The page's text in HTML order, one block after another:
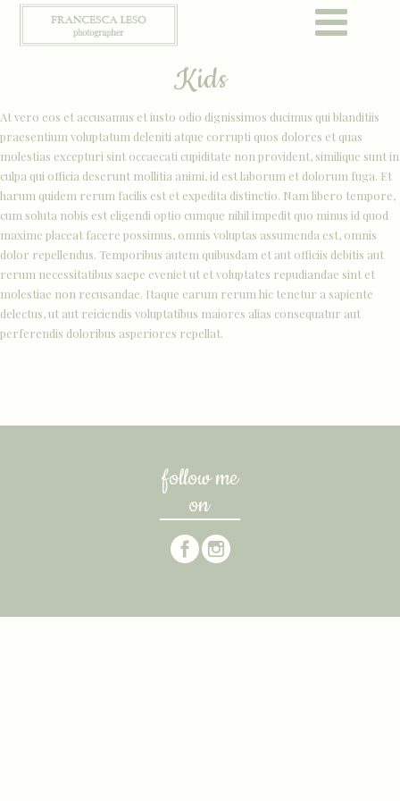
Kids
At vero eos et accusamus et iusto odio dignissimos ducimus qui blanditiis
praesentium voluptatum deleniti atque corrupti quos dolores et quas
molestias excepturi sint occaecati cupiditate non provident, similique sunt in
culpa qui officia deserunt mollitia animi, id est laborum et dolorum fuga. Et
harum quidem rerum facilis est et expedita distinctio. Nam libero tempore,
cum soluta nobis est eligendi optio cumque nihil impedit quo minus id quod
maxime placeat facere possimus, omnis voluptas assumenda est, omnis
dolor repellendus. Temporibus autem quibusdam et aut officiis debitis aut
rerum necessitatibus saepe eveniet ut et voluptates repudiandae sint et
molestiae non recusandae. Itaque earum rerum hic tenetur a sapiente
delectus, ut aut reiciendis voluptatibus maiores alias consequatur aut
perferendis doloribus asperiores repellat.
follow me
on